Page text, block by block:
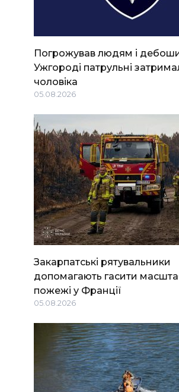
Погрожував людям і
Ужгороді патрульні
чоловіка
05.08.2026
Закарпатські рятувальники
допомагають гасити
пожежі у Франції
05.08.2026